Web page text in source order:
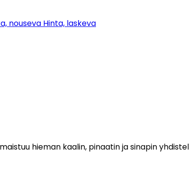
nouseva Hinta, laskeva
hieman kaalin, pinaatin ja sinapin